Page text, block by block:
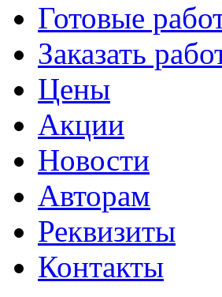
Готовые
Заказать
Цены
Акции
Новости
Авторам
Реквизиты
Контакты